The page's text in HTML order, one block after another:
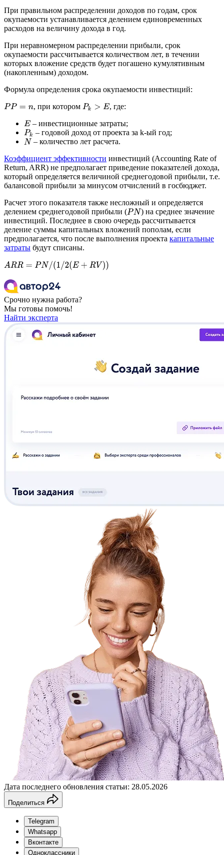
При правильном распределении доходов по годам, срок
окупаемости устанавливается делением единовременных
расходов на величину дохода в год.
При неравномерном распределении прибыли, срок
окупаемости рассчитывается количеством лет, в течении
которых вложение средств будет погашено кумулятивным
(накопленным) доходом.
Формула определения срока окупаемости инвестиций:
PP= n , при котором Pk>E , где:
E – инвестиционные затраты;
Pk – годовой доход от проекта за k-ый год;
N – количество лет расчета.
Коэффициент эффективности инвестиций (Accounting Rate of
Return, ARR) не предполагает приведение показателей дохода,
который определяется величиной среднегодовой прибыли, т.е.
балансовой прибыли за минусом отчислений в госбюджет.
Расчет этого показателя также несложный и определяется
делением среднегодовой прибыли (PN ) на среднее значение
инвестиций. Последнее в свою очередь рассчитывается
деление суммы капитальных вложений пополам, если
предполагается, что после выполнения проекта капитальные
затраты будут списаны.
ARR= PN/(1/2(E+RV))
Срочно нужна работа?
Мы готовы помочь!
Найти эксперта
Дата последнего обновления статьи: 28.05.2026
Поделиться
Telegram
Whatsapp
Вконтакте
Одноклассники